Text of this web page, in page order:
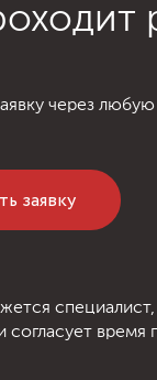
через
заявку
согласует время